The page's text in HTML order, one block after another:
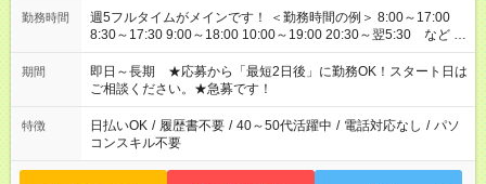
勤務時間
週5フルタイムがメインです！ ＜勤務時間の例＞ 8:00～17:00
8:30～17:30 9:00～18:00 10:00～19:00 20:30～翌5:30 など ★
その他にも勤務時間多数！ 日勤のみ、残業なし、交替制など
ご希望を教えてください！
期間
即日～長期 ★応募から「最短2日後」に勤務OK！スタート日は
ご相談ください。★急募です！
特徴 日払いOK / 履歴書不要 / 40～50代活躍中 / 電話対応なし / パソ
コンスキル不要